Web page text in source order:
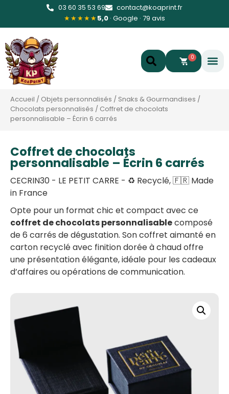
03 60 35 53 69
contact@koaprint.fr
★★★★★5,0 · Google · 79 avis
0
Accueil / Objets personnalisés / Snaks & Gourmandises /
Chocolats personnalisés / Coffret de chocolats
personnalisable – Écrin 6 carrés
Coffret de chocolats
personnalisable – Écrin 6 carrés
CECRIN30 - LE PETIT CARRE - ♻️ Recyclé, 🇫🇷 Made
in France
Opte pour un format chic et compact avec ce
coffret de chocolats personnalisablecomposé
de 6 carrés de dégustation. Son coffret aimanté en
carton recyclé avec finition dorée à chaud offre
une présentation élégante, idéale pour les cadeaux
d’affaires ou opérations de communication.